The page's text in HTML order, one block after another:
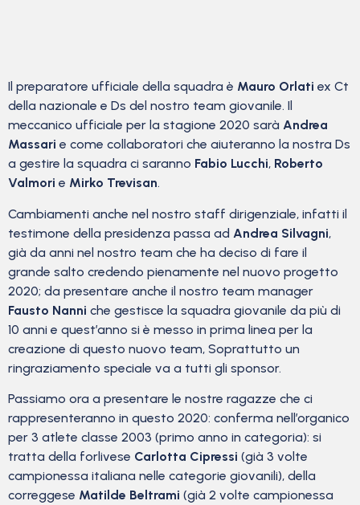
Il preparatore ufficiale della squadra è Mauro Orlati ex Ct
della nazionale e Ds del nostro team giovanile. Il
meccanico ufficiale per la stagione 2020 sarà Andrea
Massari e come collaboratori che aiuteranno la nostra Ds
a gestire la squadra ci saranno Fabio Lucchi, Roberto
Valmori e Mirko Trevisan.
Cambiamenti anche nel nostro staff dirigenziale, infatti il
testimone della presidenza passa ad Andrea Silvagni,
già da anni nel nostro team che ha deciso di fare il
grande salto credendo pienamente nel nuovo progetto
2020; da presentare anche il nostro team manager
Fausto Nanni che gestisce la squadra giovanile da più di
10 anni e quest’anno si è messo in prima linea per la
creazione di questo nuovo team, Soprattutto un
ringraziamento speciale va a tutti gli sponsor.
Passiamo ora a presentare le nostre ragazze che ci
rappresenteranno in questo 2020: conferma nell’organico
per 3 atlete classe 2003 (primo anno in categoria): si
tratta della forlivese Carlotta Cipressi (già 3 volte
campionessa italiana nelle categorie giovanili), della
correggese Matilde Beltrami (già 2 volte campionessa